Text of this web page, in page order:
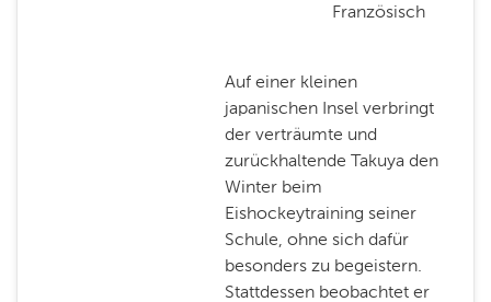
Französisch
Auf einer kleinen
japanischen Insel verbringt
der verträumte und
zurückhaltende Takuya den
Winter beim
Eishockeytraining seiner
Schule, ohne sich dafür
besonders zu begeistern.
Stattdessen beobachtet er